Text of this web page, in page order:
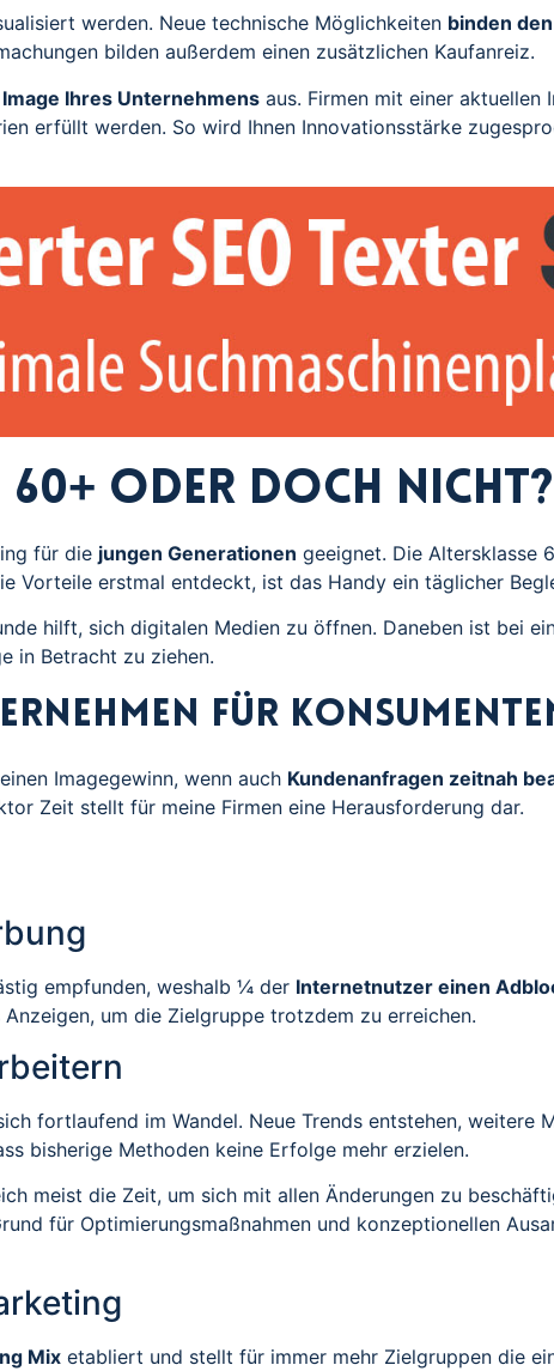
werden. Neue technische Möglichkeiten binden
bilden außerdem einen zusätzlichen Kaufanreiz.
Image Ihres Unternehmens aus. Firmen mit einer aktuellen
erfüllt werden. So wird Ihnen Innovationsstärke
60+ oder doch nicht?
für die jungen Generationen geeignet. Die Altersklasse
Vorteile erstmal entdeckt, ist das Handy ein täglicher
hilft, sich digitalen Medien zu öffnen. Daneben ist bei
in Betracht zu ziehen.
für
Imagegewinn, wenn auch Kundenanfragen zeitnah
Zeit stellt für meine Firmen eine Herausforderung dar.
empfunden, weshalb ¼ der Internetnutzer einen
um die Zielgruppe trotzdem zu erreichen.
fortlaufend im Wandel. Neue Trends entstehen, weitere
bisherige Methoden keine Erfolge mehr erzielen.
meist die Zeit, um sich mit allen Änderungen zu
für Optimierungsmaßnahmen und konzeptionellen
Mix etabliert und stellt für immer mehr Zielgruppen die